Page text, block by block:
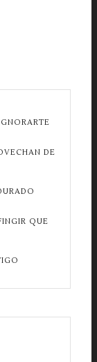
DE
QUE